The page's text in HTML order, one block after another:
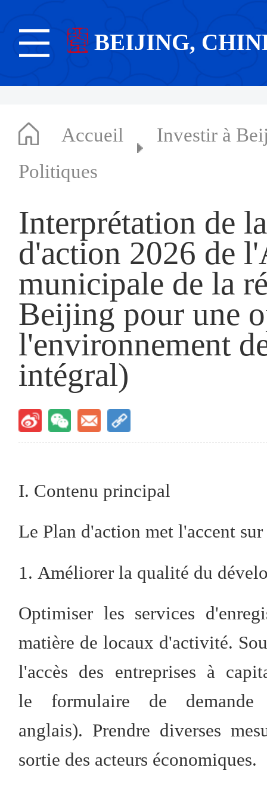
BEIJING,
Accueil
Investir à
Politiques
Interprétation de
d'action 2026 de
municipale de la
Beijing pour une
l'environnement
intégral)
I. Contenu principal
Le Plan d'action met l'accent
1. Améliorer la qualité du
Optimiser les services
matière de locaux d'activité.
l'accès des entreprises à
le formulaire de demande
anglais). Prendre diverses
sortie des acteurs économiques.